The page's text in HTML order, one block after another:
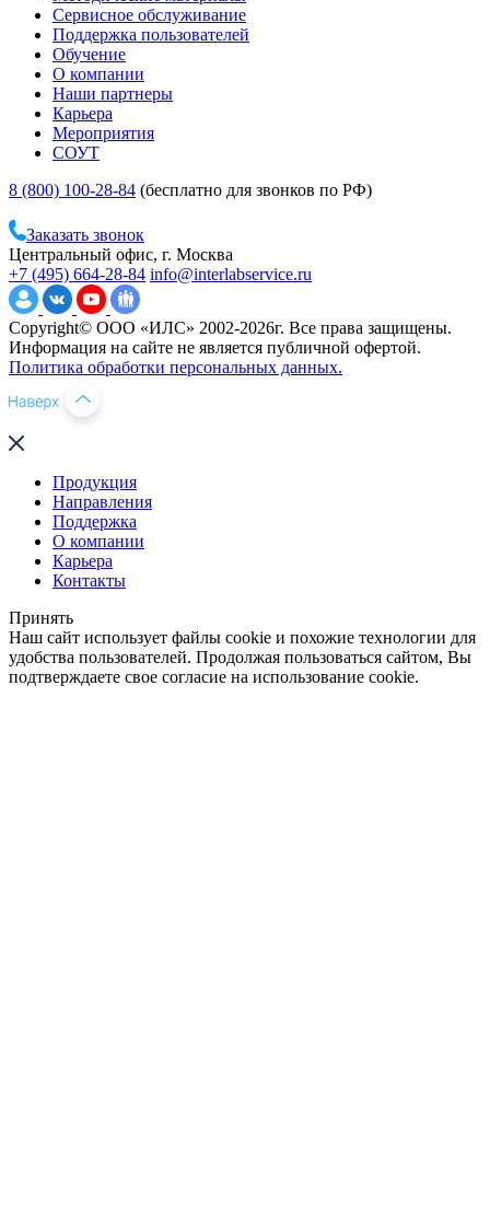
Сервисное обслуживание
Поддержка пользователей
Обучение
О компании
Наши партнеры
Карьера
Мероприятия
СОУТ
8 (800) 100-28-84 (бесплатно для звонков по РФ)
Заказать звонок
Центральный офис, г. Москва
+7 (495) 664-28-84 info@interlabservice.ru
Copyright© ООО «ИЛС» 2002-2026г. Все права защищены.
Информация на сайте не является публичной офертой.
Политика обработки персональных данных.
Продукция
Направления
Поддержка
О компании
Карьера
Контакты
Принять
Наш сайт использует файлы cookie и похожие технологии для
удобства пользователей. Продолжая пользоваться сайтом, Вы
подтверждаете свое согласие на использование cookie.